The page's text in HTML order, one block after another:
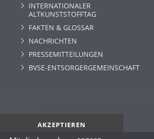
INTERNATIONALER
ALTKUNSTSTOFFTAG
FAKTEN & GLOSSAR
NACHRICHTEN
PRESSEMITTEILUNGEN
BVSE-ENTSORGERGEMEINSCHAFT
Wir benutzen lediglich technisch
AKZEPTIEREN